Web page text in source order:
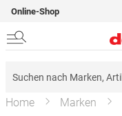
Online-Shop
Home Marken